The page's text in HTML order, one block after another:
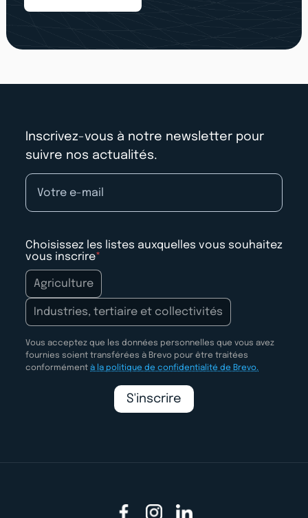
Inscrivez-vous à notre newsletter pour
suivre nos actualités.
Choisissez les listes auxquelles vous souhaitez
vous inscrire
Agriculture
Industries, tertiaire et collectivités
Vous acceptez que les données personnelles que vous avez
fournies soient transférées à Brevo pour être traitées
conformément à la politique de confidentialité de Brevo.
S'inscrire